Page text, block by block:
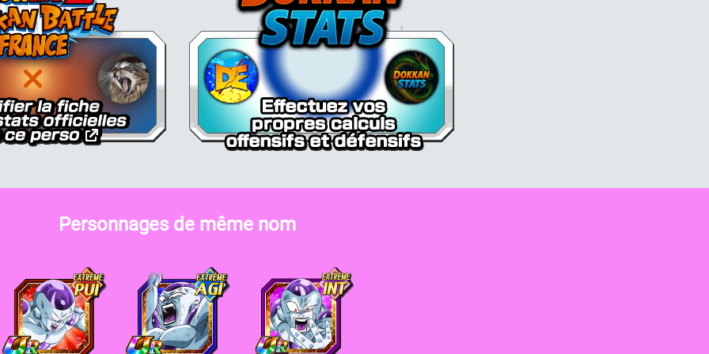
Personnages de même nom
(forme finale) Freezer (forme finale) Freezer (forme finale)